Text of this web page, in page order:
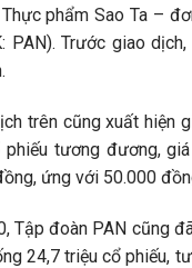
phẩm Sao Ta –
PAN). Trước giao
trên cũng xuất hiện
tương đương,
ứng với 50.000
Tập đoàn PAN cũng
24,7 triệu cổ phiếu,